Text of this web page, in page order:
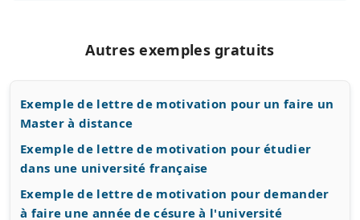
Autres exemples gratuits
Exemple de lettre de motivation pour un faire un
Master à distance
Exemple de lettre de motivation pour étudier
dans une université française
Exemple de lettre de motivation pour demander
à faire une année de césure à l'université